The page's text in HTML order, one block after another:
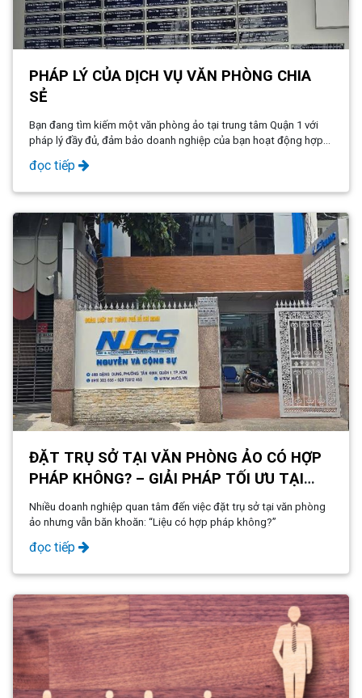
​​​​​​​PHÁP LÝ CỦA DỊCH VỤ VĂN PHÒNG CHIA
SẺ
Bạn đang tìm kiếm một văn phòng ảo tại trung tâm Quận 1 với
pháp lý đầy đủ, đảm bảo doanh nghiệp của bạn hoạt động hợp
pháp, chuyên nghiệp và tiết kiệm chi phí?
đọc tiếp
ĐẶT TRỤ SỞ TẠI VĂN PHÒNG ẢO CÓ HỢP
PHÁP KHÔNG? – GIẢI PHÁP TỐI ƯU TẠI
NVCS BUILDING
Nhiều doanh nghiệp quan tâm đến việc đặt trụ sở tại văn phòng
ảo nhưng vẫn băn khoăn: “Liệu có hợp pháp không?”
đọc tiếp